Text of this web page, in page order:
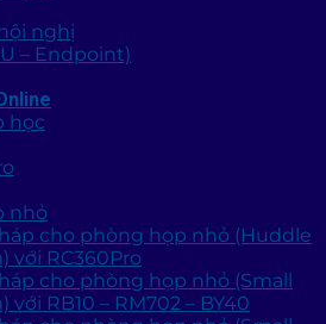
nghị
– Endpoint)
học
nhỏ
cho phòng họp nhỏ (Huddle
với RC360Pro
cho phòng họp nhỏ (Small
với RB10 – RM702 – BY40